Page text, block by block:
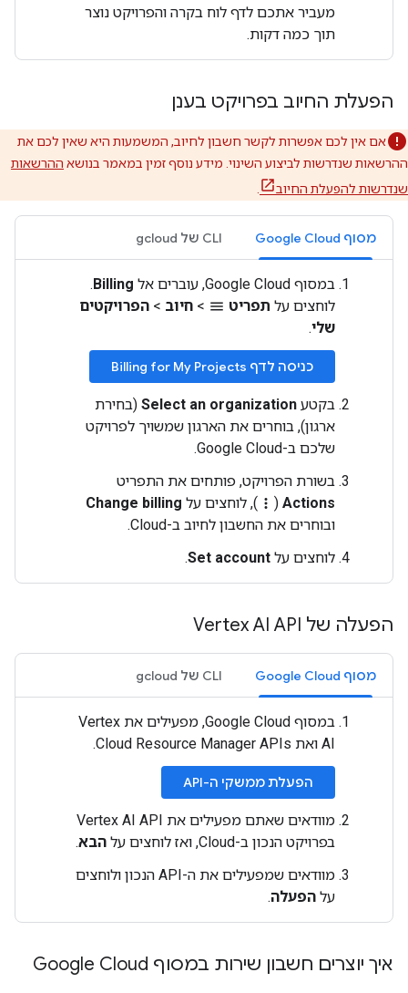
מעביר אתכם לדף לוח בקרה והפרויקט נוצר
תוך כמה דקות.
הפעלת החיוב בפרויקט בענן
אם אין לכם אפשרות לקשר חשבון לחיוב, המשמעות היא שאין לכם את
ההרשאות שנדרשות לביצוע השינוי. מידע נוסף זמין במאמר בנושא ההרשאות
שנדרשות להפעלת החיוב
מסוף Google Cloud ‫CLI של gcloud
במסוף Google Cloud, עוברים אל Billing
.
לוחצים על תפריט menu
> חיוב > הפרויקטים
שלי.
כניסה לדף Billing for My Projects
בקטע Select an organization (בחירת
ארגון), בוחרים את הארגון שמשויך לפרויקט
שלכם ב-Google Cloud.
בשורת הפרויקט, פותחים את התפריט
Actions
(
more_vert ), לוחצים על Change billing
ובוחרים את החשבון לחיוב ב-Cloud.
לוחצים על Set account
.
הפעלה של Vertex AI API
מסוף Google Cloud ‫CLI של gcloud
במסוף Google Cloud, מפעילים את Vertex
AI ואת Cloud Resource Manager APIs.
הפעלת ממשקי ה-API
מוודאים שאתם מפעילים את Vertex AI API
בפרויקט הנכון ב-Cloud, ואז לוחצים על
הבא.
מוודאים שמפעילים את ה-API הנכון ולוחצים
על הפעלה.
איך יוצרים חשבון שירות במסוף Google Cloud